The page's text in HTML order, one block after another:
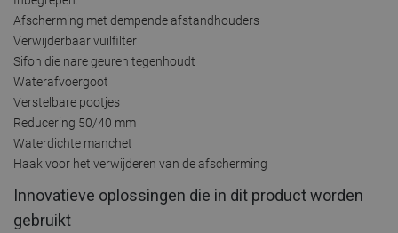
Afscherming met dempende afstandhouders
Verwijderbaar vuilfilter
Sifon die nare geuren tegenhoudt
Waterafvoergoot
Verstelbare pootjes
Reducering 50/40 mm
Waterdichte manchet
Haak voor het verwijderen van de afscherming
Innovatieve oplossingen die in dit product worden
gebruikt